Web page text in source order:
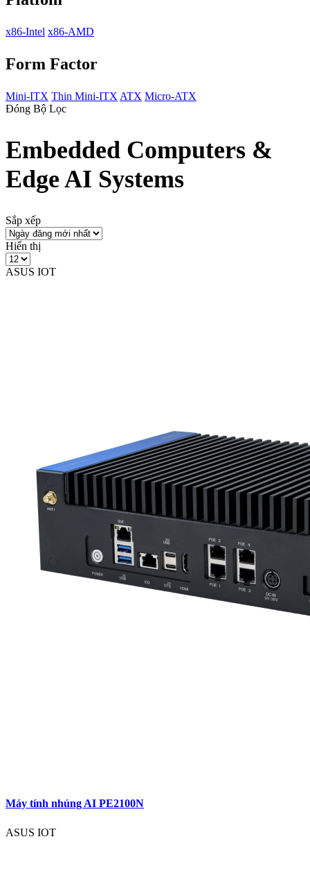
x86-Intel x86-AMD
Form Factor
Mini-ITX Thin Mini-ITX ATX Micro-ATX
Đóng Bộ Lọc
Embedded Computers &
Edge AI Systems
Sắp xếp
Hiển thị
ASUS IOT
Máy tính nhúng AI PE2100N
ASUS IOT